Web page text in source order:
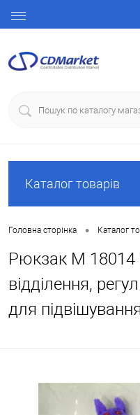
Каталог товарів
Головна сторінка • Каталог
Рюкзак M 18014
відділення,
для підвішування